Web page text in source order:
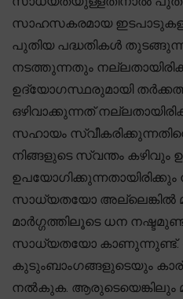
സാഹസകരമായ
പുതിയ പദ്ധതികൾ
നടത്തുന്നതും
ഉദ്യോഗസ്ഥരുമായി
ഒഴിവാക്കുന്നത്
സഹായം
നിങ്ങളുടെ സ്വന്തം കഴിവും
സാധ്യതയോ അല്ലെങ്കിൽ
മാർഗ്ഗത്തിലൂടെ ധന
സാധ്യതയോ കാണുന്നുണ്ട്.
കുടുംബാംഗങ്ങളുടെയും
നൽകുക. ആരുടെയെങ്കിലും